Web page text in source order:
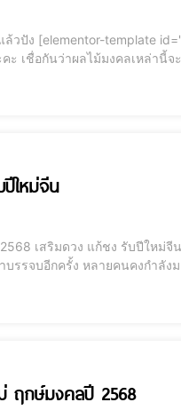
งรับโชคลาภ
ะ เชื่อกันว่าผลไม้มงคลเหล่านี้
ปีใหม่จีน
ม่ ฤกษ์มงคลปี 2568